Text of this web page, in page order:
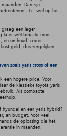
Dan zijn
Let wel op het
graag een lager
later wél betaald moet
en onthoud: onder
geld, dus vergelijken
zoals yaris cross of een
een hogere price. Voor
de klassieke toyota yaris
Als compacte
hyundai en een yaris hybrid?
en budget. Voor veel
de oplossing die het
in maanden.